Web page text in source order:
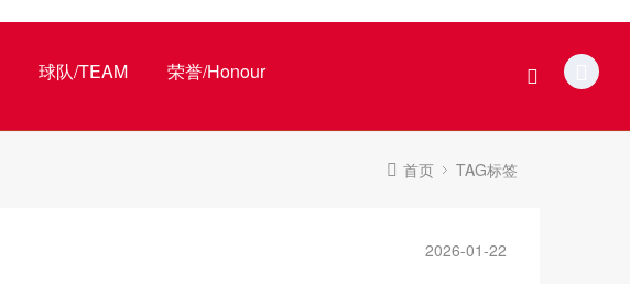
球队/TEAM 荣誉/Honour
首页 TAG标签
2026-01-22